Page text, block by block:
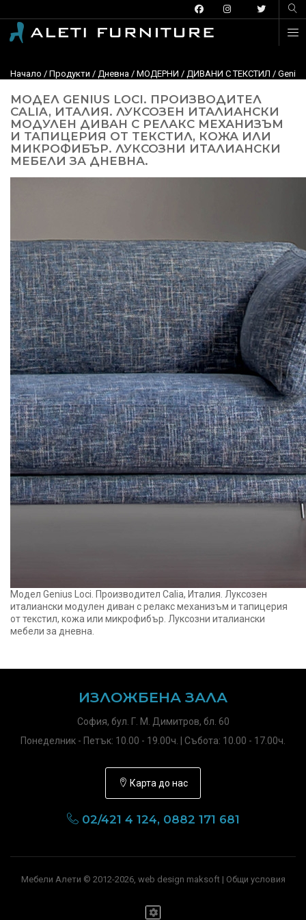
Начало / Продукти / Дневна / МОДЕРНИ / ДИВАНИ С ТЕКСТИЛ /
МОДЕЛ GENIUS LOCI. ПРОИЗВОДИТЕЛ
CALIA, ИТАЛИЯ. ЛУКСОЗЕН ИТАЛИАНСКИ
МОДУЛЕН ДИВАН С РЕЛАКС МЕХАНИЗЪМ
И ТАПИЦЕРИЯ ОТ ТЕКСТИЛ, КОЖА ИЛИ
МИКРОФИБЪР. ЛУКСОЗНИ ИТАЛИАНСКИ
МЕБЕЛИ ЗА ДНЕВНА.
Модел Genius Loci. Производител Calia, Италия. Луксозен
италиански модулен диван с релакс механизъм и тапицерия
от текстил, кожа или микрофибър. Луксозни италиански
мебели за дневна.
ИЗЛОЖБЕНА ЗАЛА
София, бул. Г. М. Димитров, бл. 60
Понеделник - Петък: 10.00 - 19.00ч. | Събота: 10.00 - 17.00ч.
Карта до нас
02/421 4 124, 0882 171 681
Мебели Алети © 2012-2026, web design maksoft | Общи условия